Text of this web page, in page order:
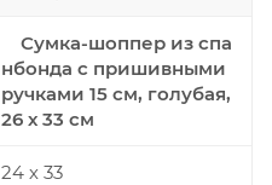
Сумка-шоппер из спа
нбонда с пришивными
ручками 15 см, голубая,
26 х 33 см
24 х 33